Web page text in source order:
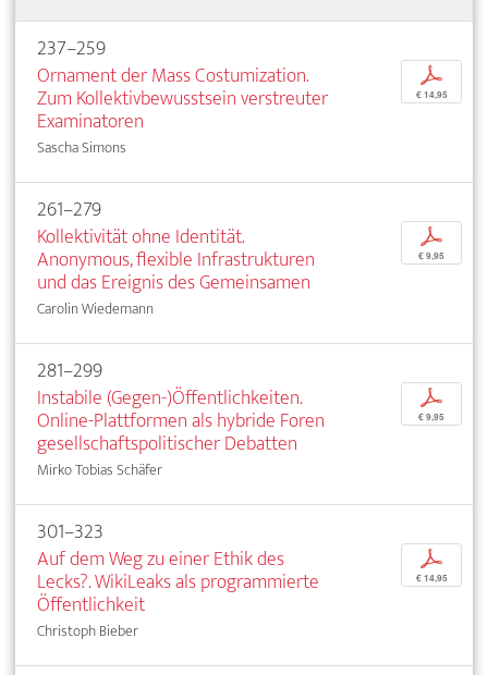
237–259
Ornament der Mass Costumization.
Zum Kollektivbewusstsein verstreuter
Examinatoren
Sascha Simons
p
€ 14,95
261–279
Kollektivität ohne Identität.
Anonymous, flexible Infrastrukturen
und das Ereignis des Gemeinsamen
Carolin Wiedemann
p
€ 9,95
281–299
Instabile (Gegen-)Öffentlichkeiten.
Online-Plattformen als hybride Foren
gesellschaftspolitischer Debatten
Mirko Tobias Schäfer
p
€ 9,95
301–323
Auf dem Weg zu einer Ethik des
Lecks?. WikiLeaks als programmierte
Öffentlichkeit
Christoph Bieber
p
€ 14,95